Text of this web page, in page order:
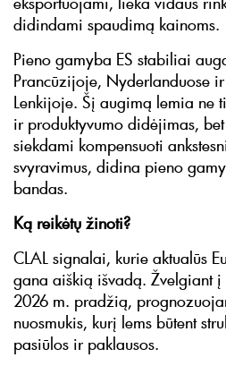
didindami spaudimą kainoms.
Pieno gamyba ES stabiliai
Prancūzijoje, Nyderlanduose
Lenkijoje. Šį augimą lemia ne
ir produktyvumo didėjimas,
siekdami kompensuoti
svyravimus, didina pieno
bandas.
Ką reikėtų žinoti?
CLAL signalai, kurie aktualūs
gana aiškią išvadą. Žvelgiant
2026 m. pradžią,
nuosmukis, kurį lems būtent
pasiūlos ir paklausos.